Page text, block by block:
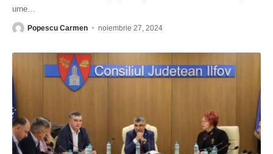
urne
Popescu Carmen noiembrie 27, 2024